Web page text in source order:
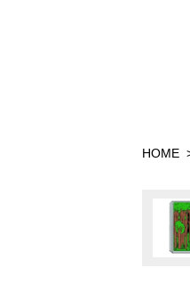
HOME